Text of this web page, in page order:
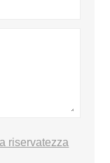
riservatezza